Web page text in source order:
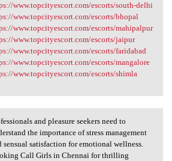
www.topcityescort.com/escorts/south-delhi
www.topcityescort.com/escorts/bhopal
www.topcityescort.com/escorts/mahipalpur
www.topcityescort.com/escorts/jaipur
www.topcityescort.com/escorts/faridabad
www.topcityescort.com/escorts/mangalore
www.topcityescort.com/escorts/shimla
and pleasure
and pleasure seekers need to
the importance of stress management
sensual satisfaction for emotional wellness.
Call Girls in Chennai for thrilling